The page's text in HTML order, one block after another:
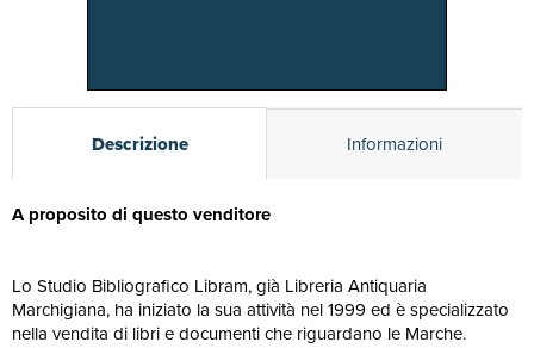
Descrizione Informazioni
A proposito di questo venditore
Lo Studio Bibliografico Libram, già Libreria Antiquaria
Marchigiana, ha iniziato la sua attività nel 1999 ed è specializzato
nella vendita di libri e documenti che riguardano le Marche.